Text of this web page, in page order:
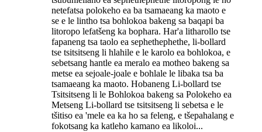
netefatsa polokeho ea ba tsamaeang ka maoto e
se e le lintho tsa bohlokoa bakeng sa baqapi ba
litoropo lefatšeng ka bophara. Har'a litharollo tse
fapaneng tsa taolo ea sephethephethe, li-bollard
tse tsitsitseng li hlahile e le karolo ea bohlokoa, e
sebetsang hantle ea meralo ea motheo bakeng sa
metse ea sejoale-joale e bohlale le libaka tsa ba
tsamaeang ka maoto. Hobaneng Li-bollard tse
Tsitsitseng li le Bohlokoa bakeng sa Polokeho ea
Metseng Li-bollard tse tsitsitseng li sebetsa e le
tšitiso ea 'mele ea ka ho sa feleng, e tšepahalang e
fokotsang ka katleho kamano ea likoloi...